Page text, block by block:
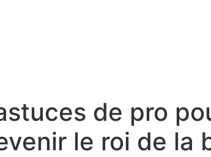
de pro
le roi de la